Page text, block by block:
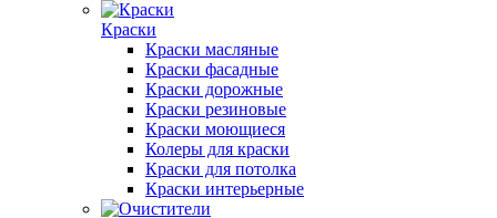
Краски
Краски масляные
Краски фасадные
Краски дорожные
Краски резиновые
Краски моющиеся
Колеры для краски
Краски для потолка
Краски интерьерные